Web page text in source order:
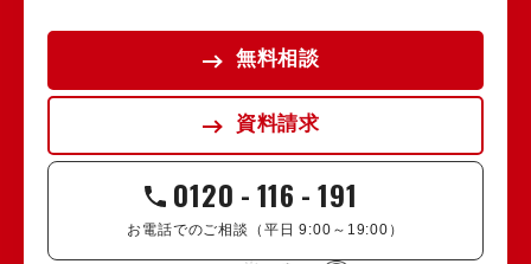
無料相談
資料請求
0120 -116 -191
お電話でのご相談（平日 9:00～19:00）